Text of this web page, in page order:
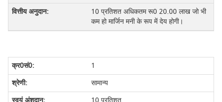
10 प्रतिशत अधिकतम रू0 20.00 लाख जो भी
कम हो मार्जिन मनी के रूप में देय होगी।
1
सामान्य